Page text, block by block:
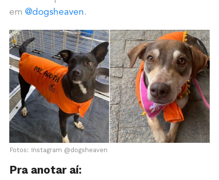
em @dogsheaven .
Fotos: Instagram @dogsheaven
Pra anotar aí: